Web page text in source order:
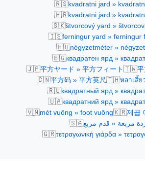
🇷🇸kvadratni jard »
🇭🇷kvadratni jard »
🇸🇰štvorcový yard »
🇮🇸ferningur yard » ferningur
🇭🇺négyzetméter »
🇧🇬квадратен ярд »
🇯🇵平方ヤード » 平方フィート 🇹🇼
🇨🇳平方码 » 平方英尺🇹🇭หลาเสี้ย
🇷🇺квадратный ярд »
🇺🇦квадратний ярд »
🇻🇳mét vuông » foot vuông🇰🇷제곱
🇸🇦مربعة » قدم مربع
🇬🇷τετραγωνική γιάρδα »